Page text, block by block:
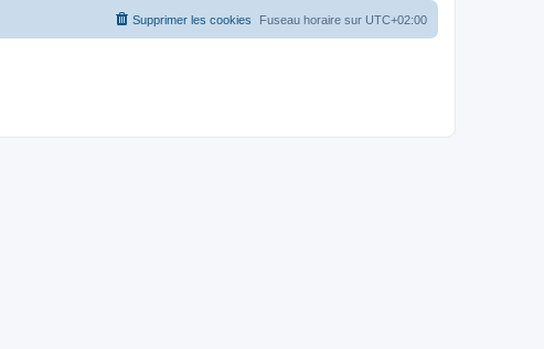
Fuseau horaire sur UTC+02:00
Supprimer les cookies